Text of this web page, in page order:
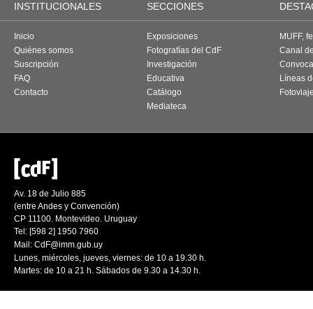
INSTITUCIONALES SECCIONES
Inicio
Quiénes somos
Suscripción
FAQ
Contacto
Exposiciones
Fotografías del CdF
Investigación
Educativa
Catálogo
Mediateca
MUFF,
Canal
Líneas
Av. 18 de Julio 885
(entre Andes y Convención)
CP 11100. Montevideo. Uruguay
Tel: [598 2] 1950 7960
Mail: CdF@imm.gub.uy
Lunes, miércoles, jueves, viernes: de 10 a 19.30 h.
Martes: de 10 a 21 h. Sábados de 9.30 a 14.30 h.